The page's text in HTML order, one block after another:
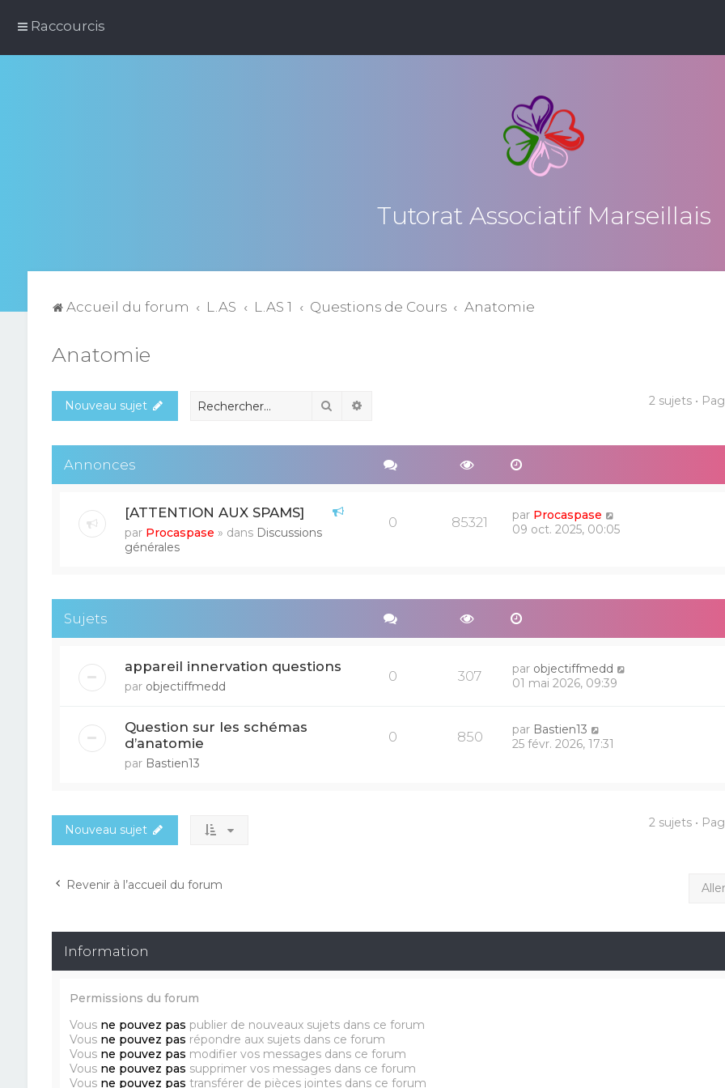
Raccourcis
Tutorat Associatif Marseillais
Accueil du forum L.AS L.AS 1 Questions de Cours Anatomie
Anatomie
Nouveau sujet Rechercher 2 sujets •
Annonces
[ATTENTION AUX SPAMS]
par Procaspase » dans Discussions
générales
0 85321 par Procaspase
09 oct. 2025, 00:05
Sujets
appareil innervation questions
par objectiffmedd
0 307 par objectiffmedd
01 mai 2026, 09:39
Question sur les schémas
d’anatomie
par Bastien13
0 850 par Bastien13
25 févr. 2026, 17:31
Nouveau sujet 2 sujets •
Revenir à l’accueil du forum Aller
Information
Permissions du forum
Vous ne pouvez pas publier de nouveaux sujets dans ce forum
Vous ne pouvez pas répondre aux sujets dans ce forum
Vous ne pouvez pas modifier vos messages dans ce forum
Vous ne pouvez pas supprimer vos messages dans ce forum
Vous ne pouvez pas transférer de pièces jointes dans ce forum